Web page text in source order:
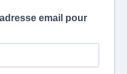
email pour